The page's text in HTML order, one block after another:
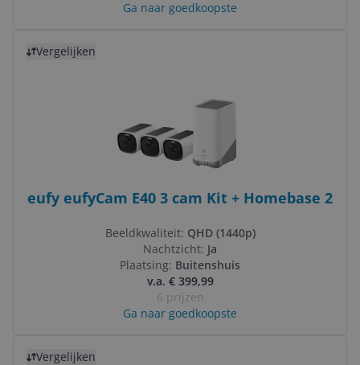
Ga naar goedkoopste
Vergelijken
eufy eufyCam E40 3 cam Kit + Homebase 2
Beeldkwaliteit: QHD (1440p)
Nachtzicht: Ja
Plaatsing: Buitenshuis
v.a. € 399,99
6 prijzen
Ga naar goedkoopste
Vergelijken